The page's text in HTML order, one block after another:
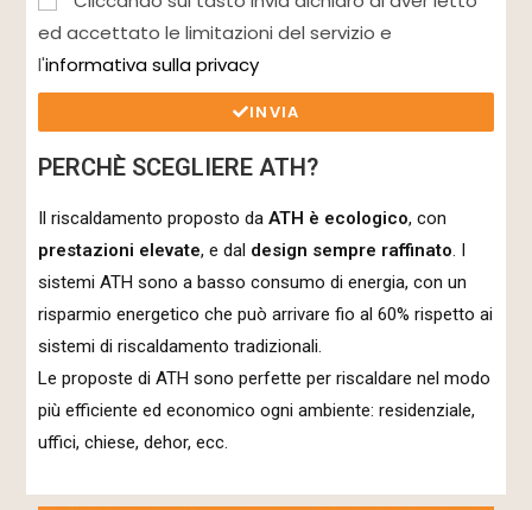
ed accettato le limitazioni del servizio e
l'informativa sulla privacy
INVIA
PERCHÈ SCEGLIERE ATH?
Il riscaldamento proposto daATH è ecologico, con
prestazioni elevate, e dal design sempre raffinato. I
sistemi ATH sono a basso consumo di energia, con un
risparmio energetico che può arrivare fio al 60% rispetto ai
sistemi di riscaldamento tradizionali.
Le proposte di ATH sono perfette per riscaldare nel modo
più efficiente ed economico ogni ambiente: residenziale,
uffici, chiese, dehor, ecc.